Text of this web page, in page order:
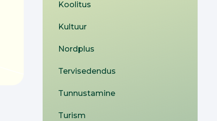
Koolitus
Kultuur
Nordplus
Tervisedendus
Tunnustamine
Turism